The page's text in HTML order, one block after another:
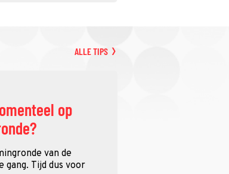
ALLE TIPS
op
van de
gang. Tijd dus voor